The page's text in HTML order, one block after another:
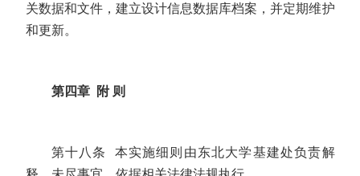
关数据和文件，建立设计信息数据库档案，并定期维护
和更新。
第四章 附 则
第十八条 本实施细则由东北大学基建处负责解